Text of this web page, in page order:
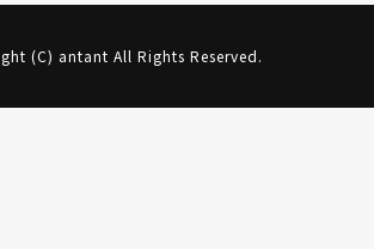
(C) antant All Rights Reserved.